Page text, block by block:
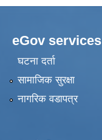
eGov services
घटना दर्ता
सामाजिक सुरक्षा
नागरिक वडापत्र